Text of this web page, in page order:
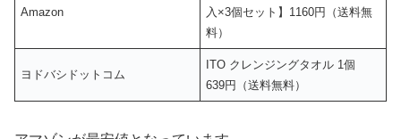
Amazon
入×3個セット】1160円（送料無
料）
ヨドバシドットコム
ITO クレンジングタオル 1個
639円（送料無料）